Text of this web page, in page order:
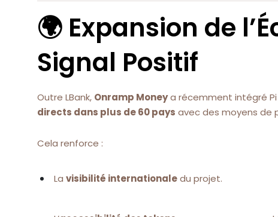
🌍 Expansion de
Signal Positif
Outre LBank, Onramp Moneya récemment intégré
directs dans plus de 60 pays avec des moyens de
Cela renforce :
La visibilité internationaledu projet.